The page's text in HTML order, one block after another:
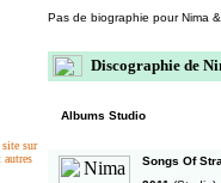
site sur
autres
Pas de biographie pour Nima
Discographie de
Albums Studio
Songs Of